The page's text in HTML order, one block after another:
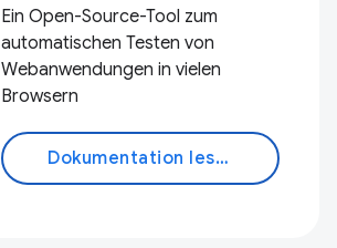
Ein Open-Source-Tool zum
automatischen Testen von
Webanwendungen in vielen
Browsern
Dokumentation lesen